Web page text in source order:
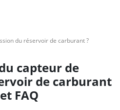
du réservoir de carburant ?
capteur de
de carburant
FAQ